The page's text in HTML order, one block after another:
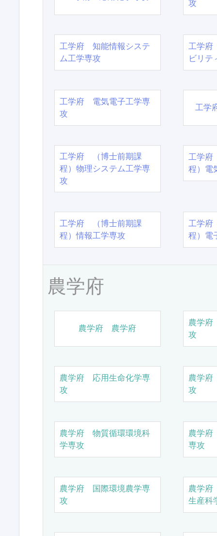
攻
工学府 知能情報システ
ム工学専攻
工学府
ビリテ
工学府 電気電子工学専
攻
工学
工学府 （博士前期課
程）物理システム工学専
攻
工学
程）電
工学府 （博士前期課
程）情報工学専攻
工学
程）電
農学府
農学府 農学府
農学
攻
農学府 応用生命化学専
攻
農学
攻
農学府 物質循環環境科
学専攻
農学
専攻
農学府 国際環境農学専
攻
農学
生産科